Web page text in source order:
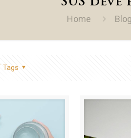
Home Blog
Tags